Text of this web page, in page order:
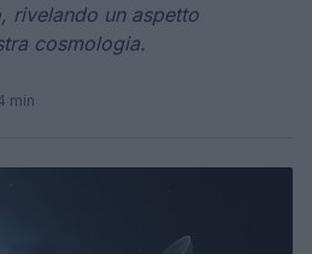
rivelando un aspetto
cosmologia.
min